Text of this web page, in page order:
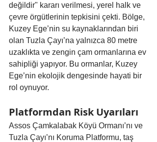
değildir" kararı verilmesi, yerel halk ve
çevre örgütlerinin tepkisini çekti. Bölge,
Kuzey Ege’nin su kaynaklarından biri
olan Tuzla Çayı’na yalnızca 80 metre
uzaklıkta ve zengin çam ormanlarına ev
sahipliği yapıyor. Bu ormanlar, Kuzey
Ege’nin ekolojik dengesinde hayati bir
rol oynuyor.
Platformdan Risk Uyarıları
Assos Çamkalabak Köyü Ormanı’nı ve
Tuzla Çayı’nı Koruma Platformu, taş